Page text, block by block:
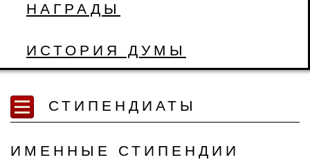
НАГРАДЫ
ИСТОРИЯ ДУМЫ
СТИПЕНДИАТЫ
ИМЕННЫЕ СТИПЕНДИИ